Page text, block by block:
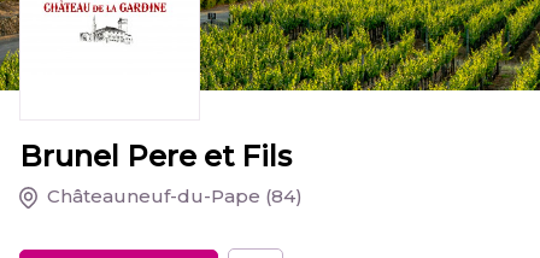
Brunel Pere et Fils
Châteauneuf-du-Pape (84)